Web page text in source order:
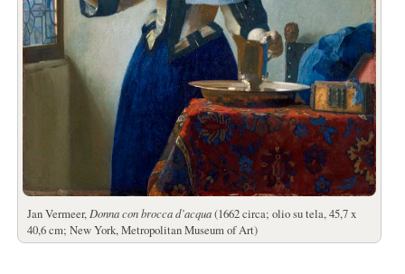
Jan Vermeer, Donna con brocca d’acqua(1662 circa; olio su tela, 45,7 x
40,6 cm; New York, Metropolitan Museum of Art)